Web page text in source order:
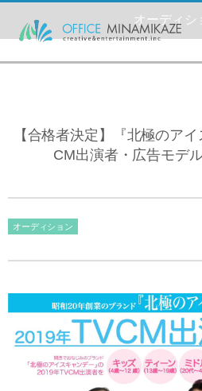
オーディシ
【合格者決定】『北極のア
CM出演者・広告モデ
オーディション